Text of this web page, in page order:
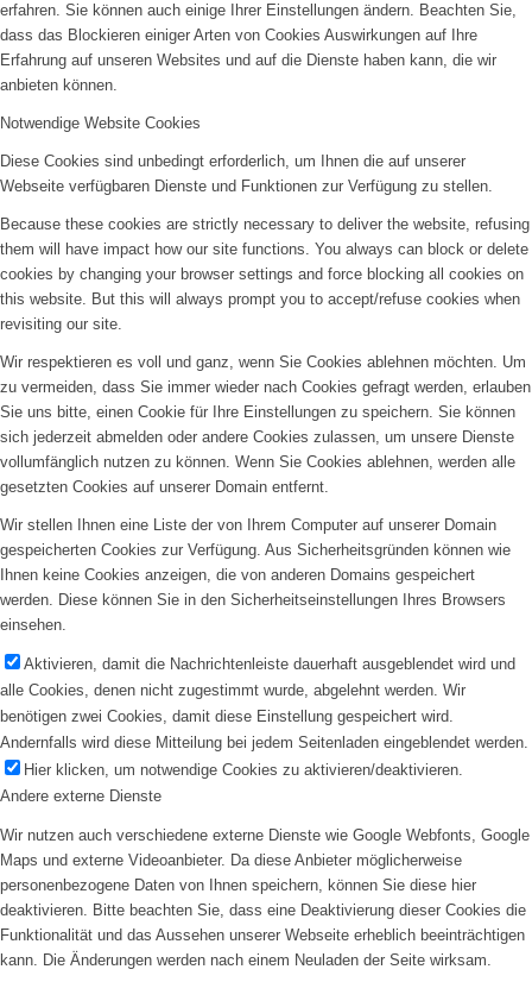
erfahren. Sie können auch einige Ihrer Einstellungen ändern. Beachten Sie,
dass das Blockieren einiger Arten von Cookies Auswirkungen auf Ihre
Erfahrung auf unseren Websites und auf die Dienste haben kann, die wir
anbieten können.
Notwendige Website Cookies
Diese Cookies sind unbedingt erforderlich, um Ihnen die auf unserer
Webseite verfügbaren Dienste und Funktionen zur Verfügung zu stellen.
Because these cookies are strictly necessary to deliver the website, refusing
them will have impact how our site functions. You always can block or delete
cookies by changing your browser settings and force blocking all cookies on
this website. But this will always prompt you to accept/refuse cookies when
revisiting our site.
Wir respektieren es voll und ganz, wenn Sie Cookies ablehnen möchten. Um
zu vermeiden, dass Sie immer wieder nach Cookies gefragt werden, erlauben
Sie uns bitte, einen Cookie für Ihre Einstellungen zu speichern. Sie können
sich jederzeit abmelden oder andere Cookies zulassen, um unsere Dienste
vollumfänglich nutzen zu können. Wenn Sie Cookies ablehnen, werden alle
gesetzten Cookies auf unserer Domain entfernt.
Wir stellen Ihnen eine Liste der von Ihrem Computer auf unserer Domain
gespeicherten Cookies zur Verfügung. Aus Sicherheitsgründen können wie
Ihnen keine Cookies anzeigen, die von anderen Domains gespeichert
werden. Diese können Sie in den Sicherheitseinstellungen Ihres Browsers
einsehen.
Aktivieren, damit die Nachrichtenleiste dauerhaft ausgeblendet wird und
alle Cookies, denen nicht zugestimmt wurde, abgelehnt werden. Wir
benötigen zwei Cookies, damit diese Einstellung gespeichert wird.
Andernfalls wird diese Mitteilung bei jedem Seitenladen eingeblendet werden.
Hier klicken, um notwendige Cookies zu aktivieren/deaktivieren.
Andere externe Dienste
Wir nutzen auch verschiedene externe Dienste wie Google Webfonts, Google
Maps und externe Videoanbieter. Da diese Anbieter möglicherweise
personenbezogene Daten von Ihnen speichern, können Sie diese hier
deaktivieren. Bitte beachten Sie, dass eine Deaktivierung dieser Cookies die
Funktionalität und das Aussehen unserer Webseite erheblich beeinträchtigen
kann. Die Änderungen werden nach einem Neuladen der Seite wirksam.